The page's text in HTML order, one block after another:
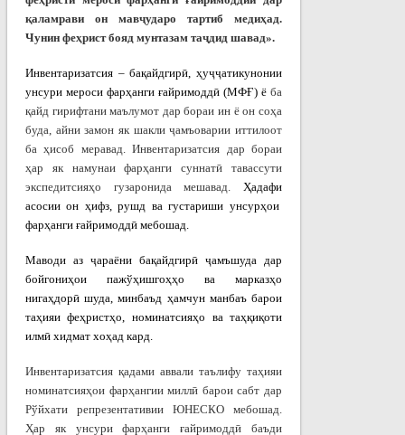
қаламрави он мавҷударо тартиб медиҳад.
Чунин феҳрист бояд мунтазам таҷдид шавад».
Инвентаризатсия – бақайдгирӣ ,ҳуҷҷатикунонии
унсури мероси фарҳанги ғайримоддӣ (МФҒ) ё ба
қайд гирифтани маълумот дар бораи ин ё он соҳа
буда, айни замон як шакли ҷамъоварии иттилоот
ба ҳисоб меравад. Инвентаризатсия дар бораи
ҳар як намунаи фарҳанги суннатӣ тавассути
экспедитсияҳо гузаронида мешавад.Ҳадафи
асосии он ҳифз,рушд ва густариши унсурҳои
фарҳанги ғайримоддӣмебошад.
Маводи аз ҷараёни бақайдгирӣ ҷамъшуда дар
бойгониҳои пажўҳишгоҳҳо ва марказҳо
нигаҳдорӣ шуда, минбаъд ҳамчун манбаъ барои
таҳияифеҳристҳо, номинатсияҳо ва таҳқиқоти
илмӣ хидмат хоҳад кард.
Инвентаризатсия қадами аввали таълифу таҳияи
номинатсияҳои фарҳангии миллӣ барои сабт дар
Рўйхати репрезентативии ЮНЕСКО мебошад.
Ҳар як унсури фарҳанги ғайримоддӣ баъди